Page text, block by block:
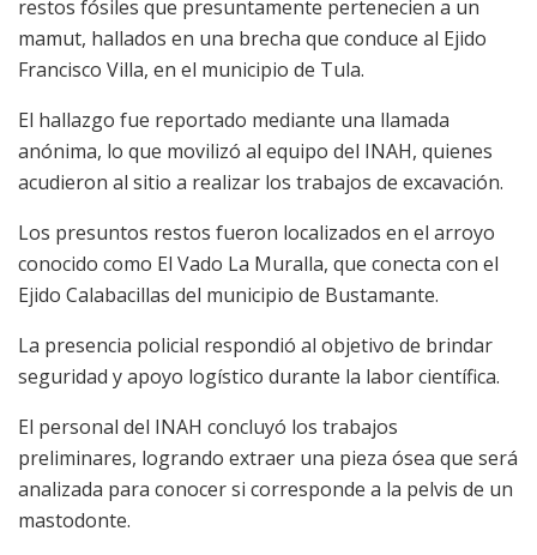
restos fósiles que presuntamente pertenecien a un
mamut, hallados en una brecha que conduce al Ejido
Francisco Villa, en el municipio de Tula.
El hallazgo fue reportado mediante una llamada
anónima, lo que movilizó al equipo del INAH, quienes
acudieron al sitio a realizar los trabajos de excavación.
Los presuntos restos fueron localizados en el arroyo
conocido como El Vado La Muralla, que conecta con el
Ejido Calabacillas del municipio de Bustamante.
La presencia policial respondió al objetivo de brindar
seguridad y apoyo logístico durante la labor científica.
El personal del INAH concluyó los trabajos
preliminares, logrando extraer una pieza ósea que será
analizada para conocer si corresponde a la pelvis de un
mastodonte.